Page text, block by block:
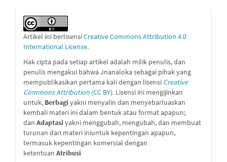
Artikel ini berlisensiCreative Commons Attribution 4.0
International License.
Hak cipta pada setiap artikel adalah milik penulis, dan
penulis mengakui bahwa Jnanaloka sebagai pihak yang
mempublikasikan pertama kali dengan lisensi Creative
Commons Attribution (CC BY). Lisensi ini mengijinkan
untuk, Berbagi yakni menyalin dan menyebarluaskan
kembali materi ini dalam bentuk atau format apapun;
dan Adaptasi yakni menggubah, mengubah, dan membuat
turunan dari materi iniuntuk kepentingan apapun,
termasuk kepentingan komersial dengan
ketentuan Atribusi